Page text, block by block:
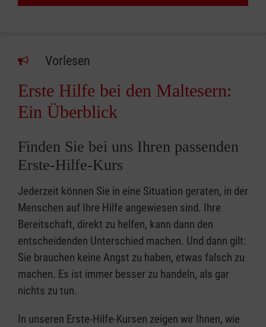
Vorlesen
Erste Hilfe bei den Maltesern:
Ein Überblick
Finden Sie bei uns Ihren passenden
Erste-Hilfe-Kurs
Jederzeit können Sie in eine Situation geraten, in der
Menschen auf Ihre Hilfe angewiesen sind. Ihre
Bereitschaft, direkt zu helfen, kann dann den
entscheidenden Unterschied machen. Und dann gilt:
Sie brauchen keine Angst zu haben, etwas falsch zu
machen. Es ist immer besser zu handeln, als gar
nichts zu tun.
In unseren Erste-Hilfe-Kursen zeigen wir Ihnen, wie